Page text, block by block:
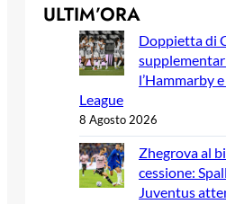
ULTIM’ORA
Doppietta di
l’Hammarby
League
8 Agosto 2026
Zhegrova al
cessione:
Juventus